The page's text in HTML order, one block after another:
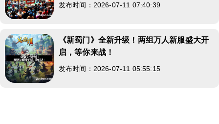
发布时间：2026-07-11 07:40:39
《新蜀门》全新升级！两组万人新服盛大开
启，等你来战！
发布时间：2026-07-11 05:55:15